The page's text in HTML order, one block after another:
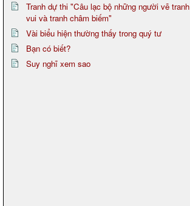
Tranh dự thi "Câu lạc bộ những người vẽ tranh
vui và tranh châm biếm"
Vài biểu hiện thường thấy trong quý tư
Bạn có biết?
Suy nghĩ xem sao